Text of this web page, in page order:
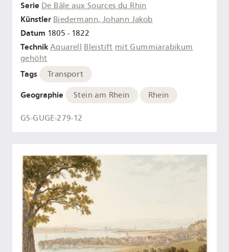
Serie De Bâle aux Sources du Rhin
Künstler Biedermann, Johann Jakob
Datum 1805 - 1822
Technik Aquarell Bleistift mit Gummiarabikum
gehöht
Tags Transport
Geographie Stein am Rhein Rhein
GS-GUGE-279-12